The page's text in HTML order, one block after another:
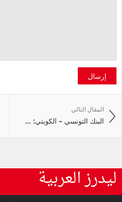
إرسال
المقال التالي
البنك التونسي – الكويتي: ...
ليدرز العربية